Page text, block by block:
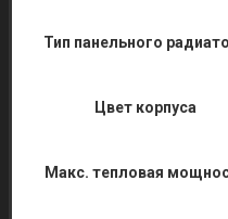
Тип панельного
Цвет корпуса
Макс. тепловая